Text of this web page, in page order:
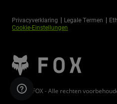
Privacyverklaring Legale Termen
Cookie-Einstellungen
©2026 FOX - Alle rechten